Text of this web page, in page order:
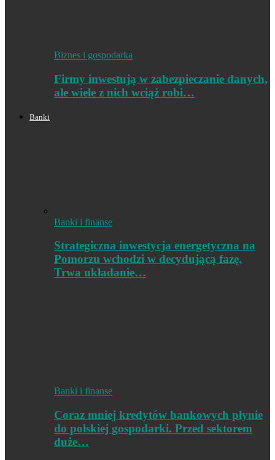
Biznes i gospodarka
Firmy inwestują w zabezpieczanie danych,
ale wiele z nich wciąż robi…
Banki
Banki i finanse
Strategiczna inwestycja energetyczna na
Pomorzu wchodzi w decydującą fazę.
Trwa układanie…
Banki i finanse
Coraz mniej kredytów bankowych płynie
do polskiej gospodarki. Przed sektorem
duże…